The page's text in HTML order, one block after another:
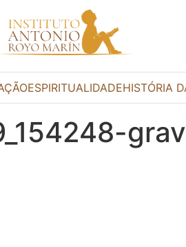
ESPIRITUALIDADEHISTÓRIA